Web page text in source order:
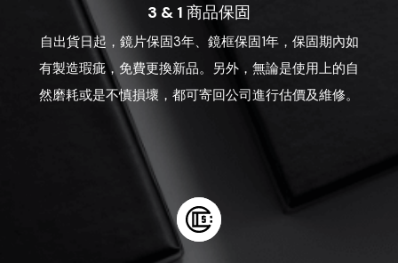
3 & 1 商品保固
自出貨日起，鏡片保固3年、鏡框保固1年，保固期內如
有製造瑕疵，免費更換新品。另外，無論是使用上的自
然磨耗或是不慎損壞，都可寄回公司進行估價及維修。